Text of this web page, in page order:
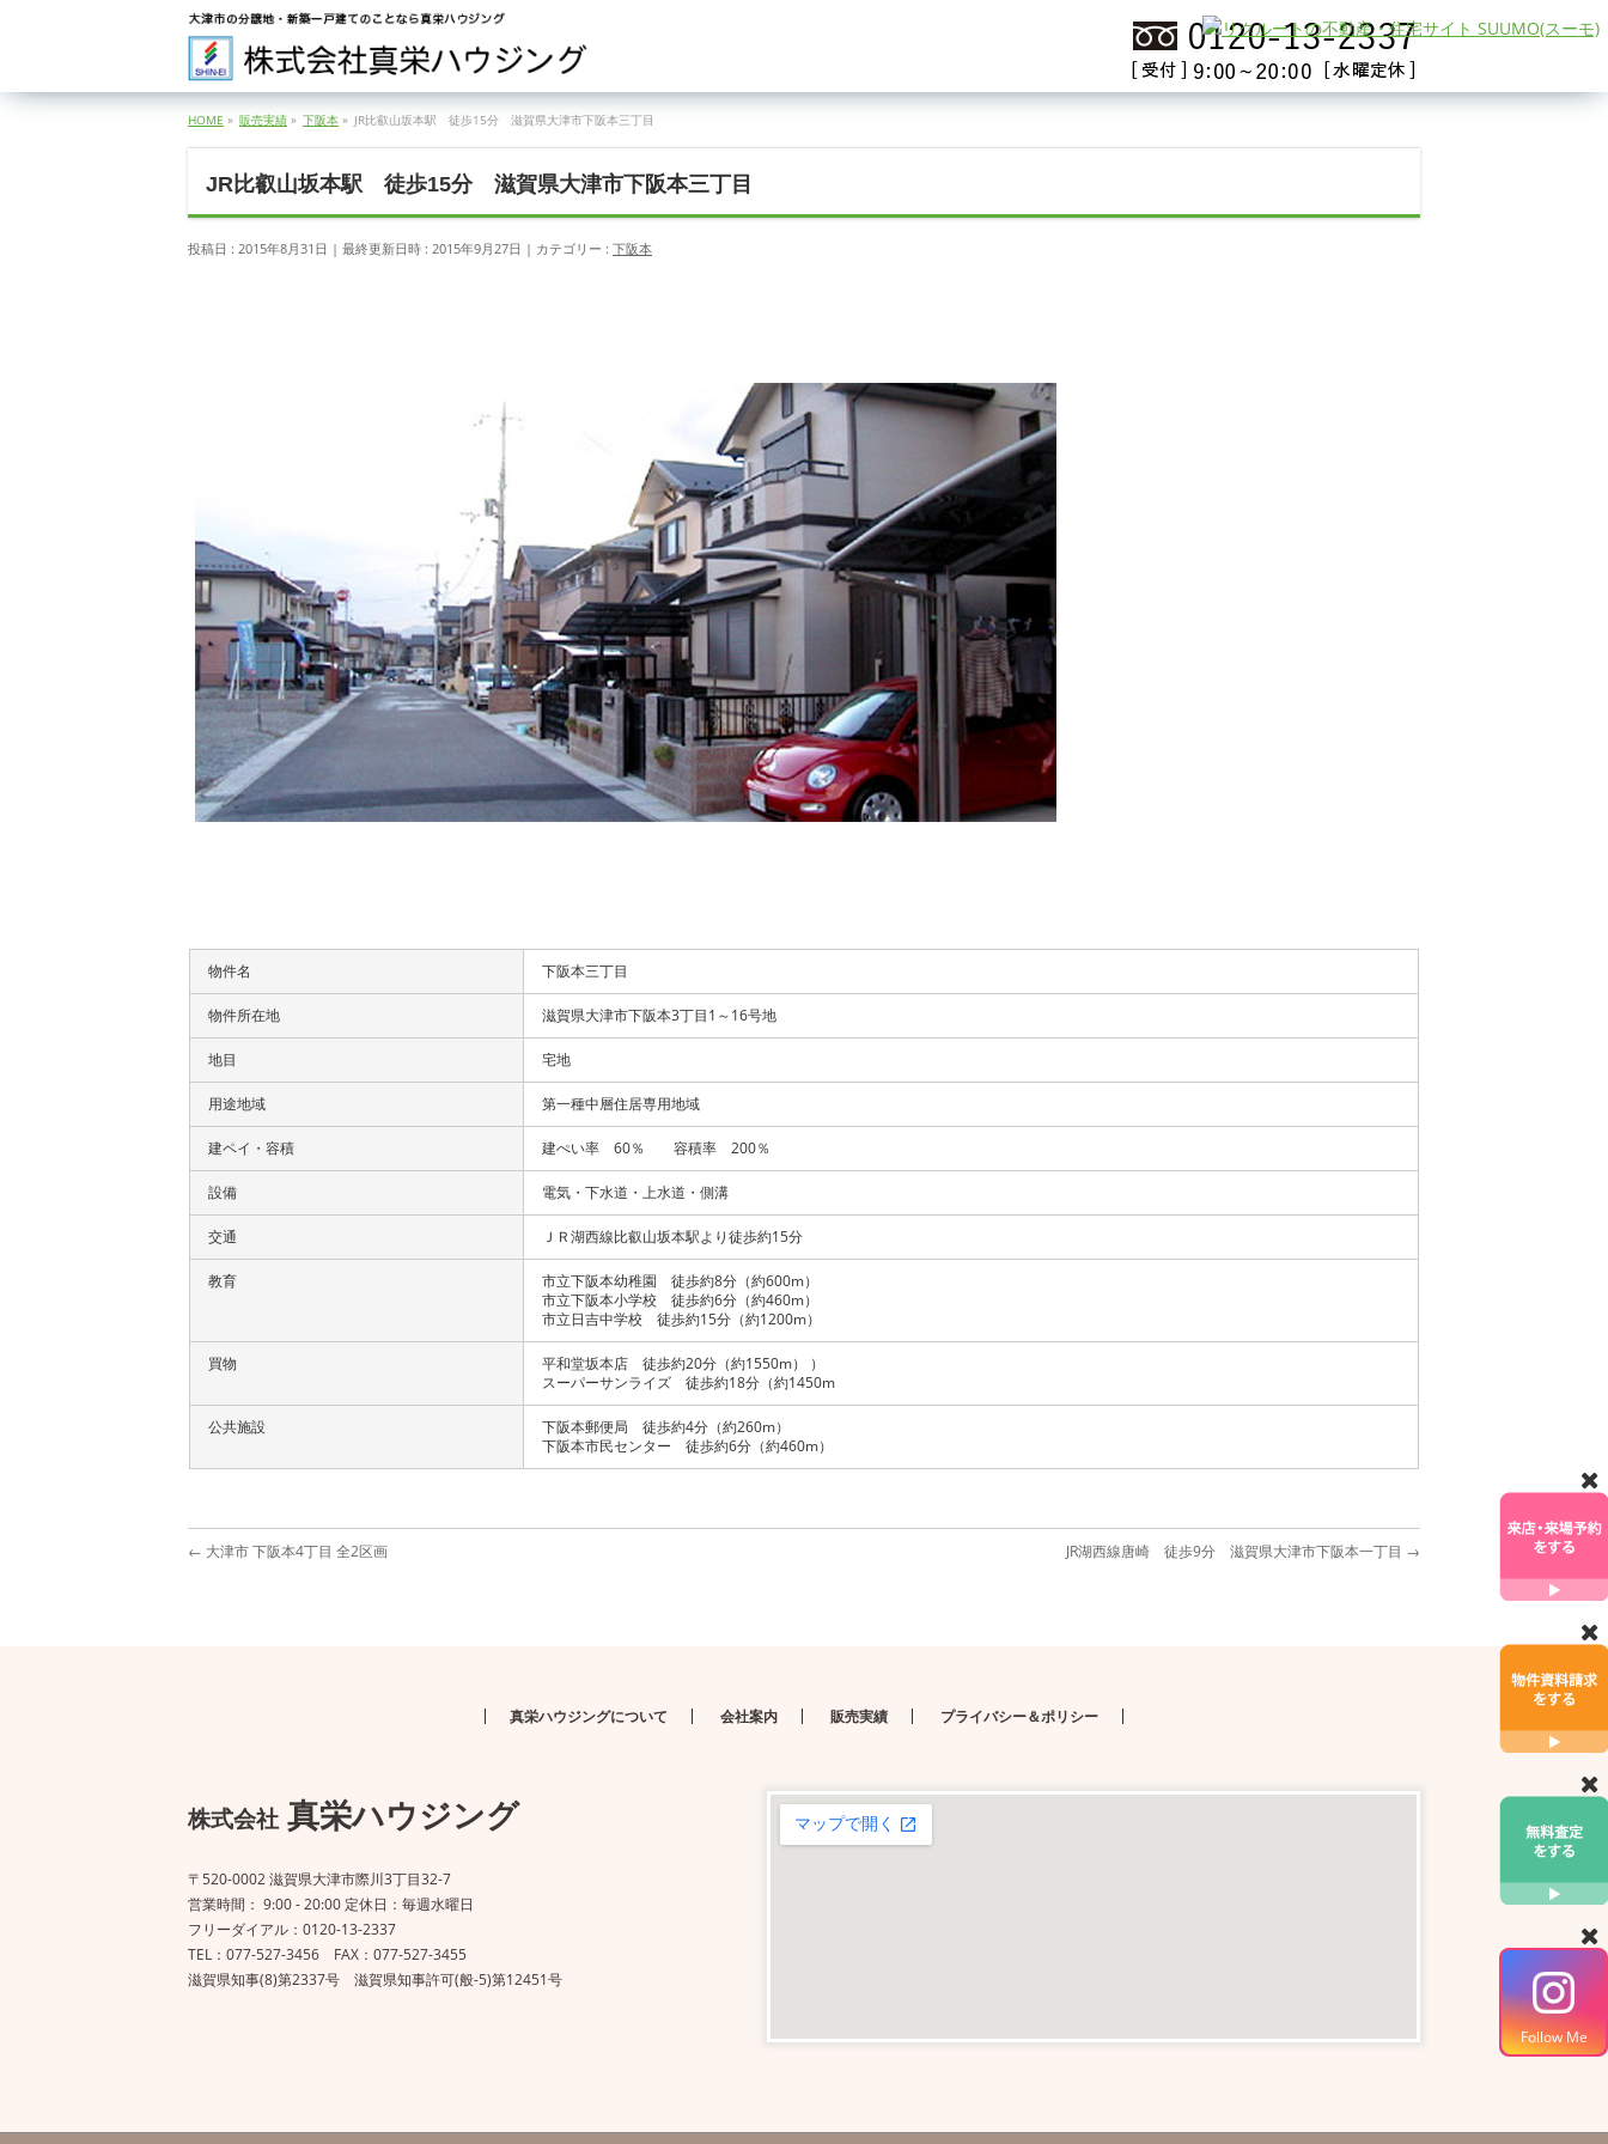
HOME » 販売実績 » 下阪本 » JR比叡山坂本駅 徒歩15分 滋賀県大津市下阪本三丁目
JR比叡山坂本駅 徒歩15分 滋賀県大津市下阪本三丁目
投稿日 : 2015年8月31日 最終更新日時 : 2015年9月27日 カテゴリー : 下阪本
物件名 下阪本三丁目
物件所在地 滋賀県大津市下阪本3丁目1～16号地
地目 宅地
用途地域 第一種中層住居専用地域
建ペイ・容積 建ぺい率 60％ 容積率 200％
設備 電気・下水道・上水道・側溝
交通 ＪＲ湖西線比叡山坂本駅より徒歩約15分
教育
市立下阪本幼稚園 徒歩約8分（約600m）
市立下阪本小学校 徒歩約6分（約460m）
市立日吉中学校 徒歩約15分（約1200m）
買物
平和堂坂本店 徒歩約20分（約1550m） ）
スーパーサンライズ 徒歩約18分（約1450m
公共施設
下阪本郵便局 徒歩約4分（約260m）
下阪本市民センター 徒歩約6分（約460m）
← 大津市 下阪本4丁目 全2区画 JR湖西線唐崎 徒歩9分 滋賀県大津市下阪本一丁目 →
真栄ハウジングについて 会社案内 販売実績 プライバシー＆ポリシー
株式会社 真栄ハウジング
〒520-0002 滋賀県大津市際川3丁目32-7
営業時間： 9:00 - 20:00 定休日：毎週水曜日
フリーダイアル：0120-13-2337
TEL：077-527-3456 FAX：077-527-3455
滋賀県知事(8)第2337号 滋賀県知事許可(般-5)第12451号
Follow Me